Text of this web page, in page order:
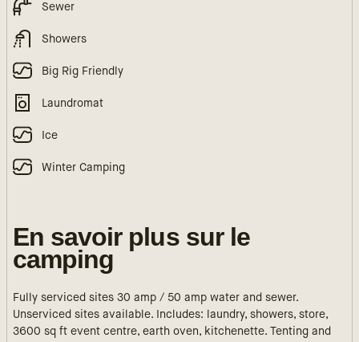
Sewer
Showers
Big Rig Friendly
Laundromat
Ice
Winter Camping
En savoir plus sur le
camping
Fully serviced sites 30 amp / 50 amp water and sewer.
Unserviced sites available. Includes: laundry, showers, store,
3600 sq ft event centre, earth oven, kitchenette. Tenting and